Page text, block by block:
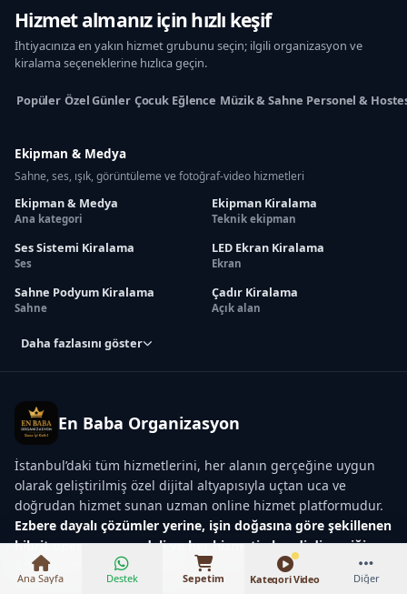
Hizmet almanız için hızlı keşif
İhtiyacınıza en yakın hizmet grubunu seçin; ilgili organizasyon ve
kiralama seçeneklerine hızlıca geçin.
Popüler Özel Günler Çocuk Eğlence Müzik & Sahne Personel &
Ekipman & Medya
Sahne, ses, ışık, görüntüleme ve fotoğraf-video hizmetleri
Ekipman & Medya
Ana kategori
Ekipman Kiralama
Teknik ekipman
Ses Sistemi Kiralama
Ses
LED Ekran Kiralama
Ekran
Sahne Podyum Kiralama
Sahne
Çadır Kiralama
Açık alan
Daha fazlasını göster
En Baba Organizasyon
İstanbul’daki tüm hizmetlerini, her alanın gerçeğine uygun
olarak geliştirilmiş özel dijital altyapısıyla uçtan uca ve
doğrudan hizmet sunan uzman online hizmet platformudur.
Ezbere dayalı çözümler yerine, işin doğasına göre şekillenen
hibrit operasyon modeli ve her hizmetin kendi dinamiğine
özel çalışma modeli uygular.
₺22.000 – ₺268.000
Ana Sayfa Destek Sepetim Kategori Video Diğer